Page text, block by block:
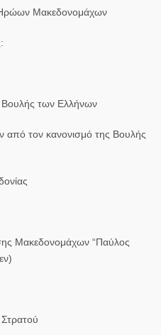
Μακεδονομάχων
των Ελλήνων
τον κανονισμό της Βουλής
Μακεδονομάχων “Παύλος